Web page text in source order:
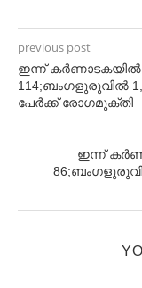
previous post
ഇന്ന് കർണാടകയിൽ
114;ബംഗളുരുവിൽ
പേർക്ക് രോഗമുക്തി
ഇന്ന്